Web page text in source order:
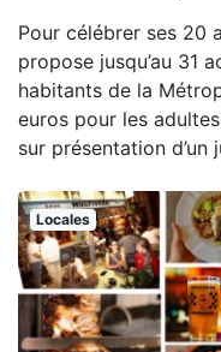
Pour célébrer ses 20
propose jusqu’au 31
habitants de la
euros pour les
sur présentation d’un
Locales